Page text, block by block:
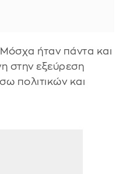
ήταν πάντα και
στην εξεύρεση
πολιτικών και